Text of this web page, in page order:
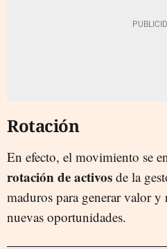
Rotación
En efecto, el movimiento se
rotación de activos de la
maduros para generar valor y
nuevas oportunidades.